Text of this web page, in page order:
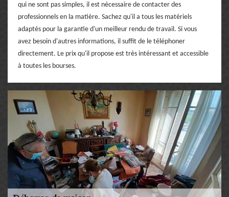
qui ne sont pas simples, il est nécessaire de contacter des
professionnels en la matière. Sachez qu'il a tous les matériels
adaptés pour la garantie d'un meilleur rendu de travail. Si vous
avez besoin d'autres informations, il suffit de le téléphoner
directement. Le prix qu'il propose est très intéressant et accessible
à toutes les bourses.